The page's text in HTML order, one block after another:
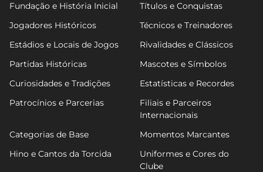
Fundação e História Inicial
Títulos e Conquistas
Jogadores Históricos
Técnicos e Treinadores
Estádios e Locais de Jogos
Rivalidades e Clássicos
Partidas Históricas
Mascotes e Símbolos
Curiosidades e Tradições
Estatísticas e Recordes
Patrocínios e Parcerias
Filiais e Parceiros
Internacionais
Categorias de Base
Momentos Marcantes
Hino e Cantos da Torcida
Uniformes e Cores do
Clube